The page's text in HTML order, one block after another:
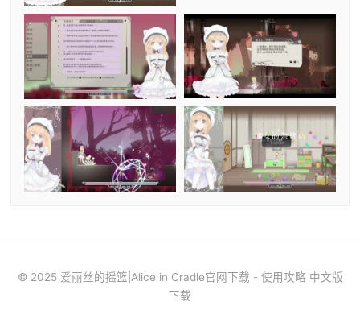
© 2025 爱丽丝的摇篮|Alice in Cradle官网下载 - 使用攻略 中文版
下载